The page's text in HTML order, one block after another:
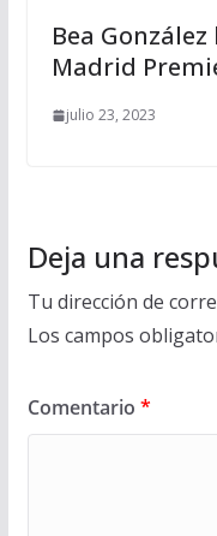
Bea
Madrid
julio 23, 2023
Deja una
Tu dirección de
Los campos
Comentario *